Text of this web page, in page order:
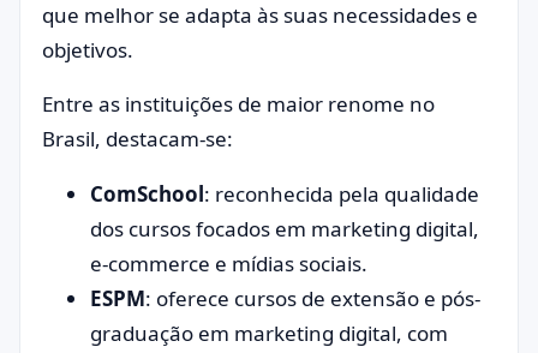
que melhor se adapta às suas necessidades e
objetivos.
Entre as instituições de maior renome no
Brasil, destacam-se:
ComSchool: reconhecida pela qualidade
dos cursos focados em marketing digital,
e-commerce e mídias sociais.
ESPM: oferece cursos de extensão e pós-
graduação em marketing digital, com